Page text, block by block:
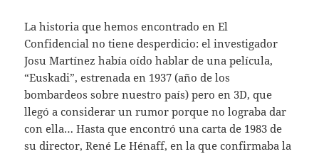
La historia que hemos encontrado en El
Confidencial no tiene desperdicio: el investigador
Josu Martínez había oído hablar de una película,
“Euskadi”, estrenada en 1937 (año de los
bombardeos sobre nuestro país) pero en 3D, que
llegó a considerar un rumor porque no lograba dar
con ella… Hasta que encontró una carta de 1983 de
su director, René Le Hénaff, en la que confirmaba la